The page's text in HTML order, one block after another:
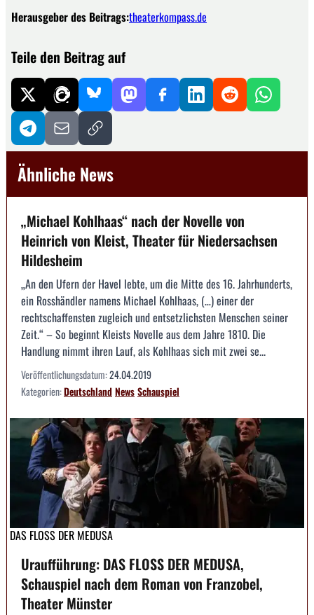
Herausgeber des Beitrags:theaterkompass.de
Teile den Beitrag auf
Ähnliche News
„Michael Kohlhaas“ nach der Novelle von
Heinrich von Kleist, Theater für Niedersachsen
Hildesheim
„An den Ufern der Havel lebte, um die Mitte des 16. Jahrhunderts,
ein Rosshändler namens Michael Kohlhaas, (…) einer der
rechtschaffensten zugleich und entsetzlichsten Menschen seiner
Zeit.“ – So beginnt Kleists Novelle aus dem Jahre 1810. Die
Handlung nimmt ihren Lauf, als Kohlhaas sich mit zwei se...
Veröffentlichungsdatum:24.04.2019
Kategorien:DeutschlandNewsSchauspiel
DAS FLOSS DER MEDUSA
Uraufführung: DAS FLOSS DER MEDUSA,
Schauspiel nach dem Roman von Franzobel,
Theater Münster